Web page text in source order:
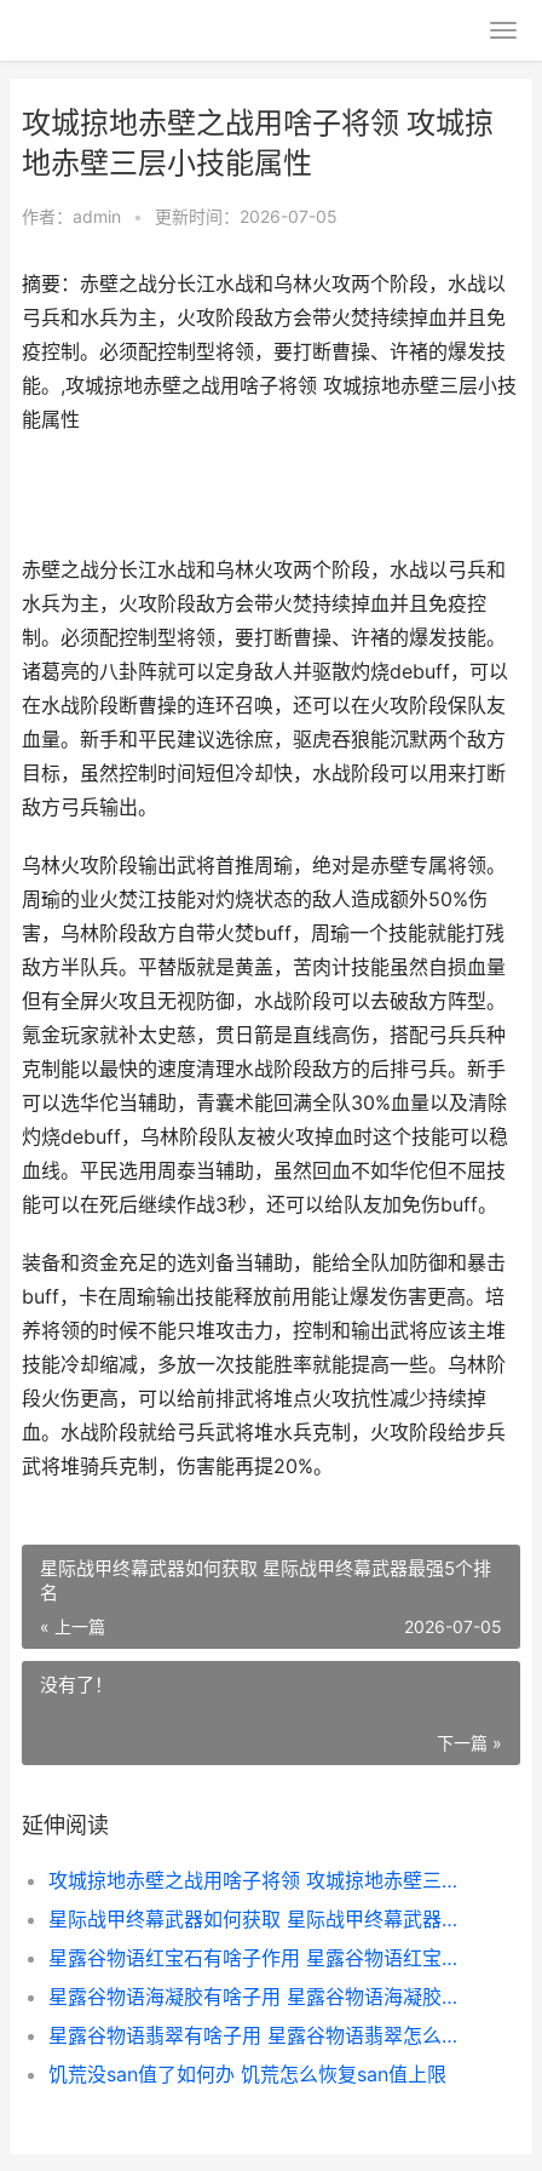
攻城掠地赤壁之战用啥子将领 攻城掠
地赤壁三层小技能属性
作者： admin • 更新时间：2026-07-05
摘要：赤壁之战分长江水战和乌林火攻两个阶段，水战以
弓兵和水兵为主，火攻阶段敌方会带火焚持续掉血并且免
疫控制。必须配控制型将领，要打断曹操、许褚的爆发技
能。,攻城掠地赤壁之战用啥子将领 攻城掠地赤壁三层小技
能属性
赤壁之战分长江水战和乌林火攻两个阶段，水战以弓兵和
水兵为主，火攻阶段敌方会带火焚持续掉血并且免疫控
制。必须配控制型将领，要打断曹操、许褚的爆发技能。
诸葛亮的八卦阵就可以定身敌人并驱散灼烧debuff，可以
在水战阶段断曹操的连环召唤，还可以在火攻阶段保队友
血量。新手和平民建议选徐庶，驱虎吞狼能沉默两个敌方
目标，虽然控制时间短但冷却快，水战阶段可以用来打断
敌方弓兵输出。
乌林火攻阶段输出武将首推周瑜，绝对是赤壁专属将领。
周瑜的业火焚江技能对灼烧状态的敌人造成额外50%伤
害，乌林阶段敌方自带火焚buff，周瑜一个技能就能打残
敌方半队兵。平替版就是黄盖，苦肉计技能虽然自损血量
但有全屏火攻且无视防御，水战阶段可以去破敌方阵型。
氪金玩家就补太史慈，贯日箭是直线高伤，搭配弓兵兵种
克制能以最快的速度清理水战阶段敌方的后排弓兵。新手
可以选华佗当辅助，青囊术能回满全队30%血量以及清除
灼烧debuff，乌林阶段队友被火攻掉血时这个技能可以稳
血线。平民选用周泰当辅助，虽然回血不如华佗但不屈技
能可以在死后继续作战3秒，还可以给队友加免伤buff。
装备和资金充足的选刘备当辅助，能给全队加防御和暴击
buff，卡在周瑜输出技能释放前用能让爆发伤害更高。培
养将领的时候不能只堆攻击力，控制和输出武将应该主堆
技能冷却缩减，多放一次技能胜率就能提高一些。乌林阶
段火伤更高，可以给前排武将堆点火攻抗性减少持续掉
血。水战阶段就给弓兵武将堆水兵克制，火攻阶段给步兵
武将堆骑兵克制，伤害能再提20%。
星际战甲终幕武器如何获取 星际战甲终幕武器最强5个排
名
« 上一篇 2026-07-05
没有了！
下一篇 »
延伸阅读
攻城掠地赤壁之战用啥子将领 攻城掠地赤壁三层小技能属性
星际战甲终幕武器如何获取 星际战甲终幕武器最强5个排名
星露谷物语红宝石有啥子作用 星露谷物语红宝石在哪层
星露谷物语海凝胶有啥子用 星露谷物语海凝胶在哪里钓
星露谷物语翡翠有啥子用 星露谷物语翡翠怎么获得
饥荒没san值了如何办 饥荒怎么恢复san值上限